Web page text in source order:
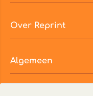
Over Reprint
Algemeen